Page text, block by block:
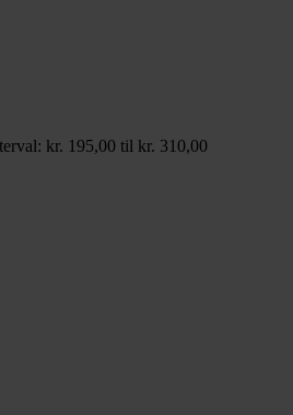
kr. 195,00 til kr. 310,00